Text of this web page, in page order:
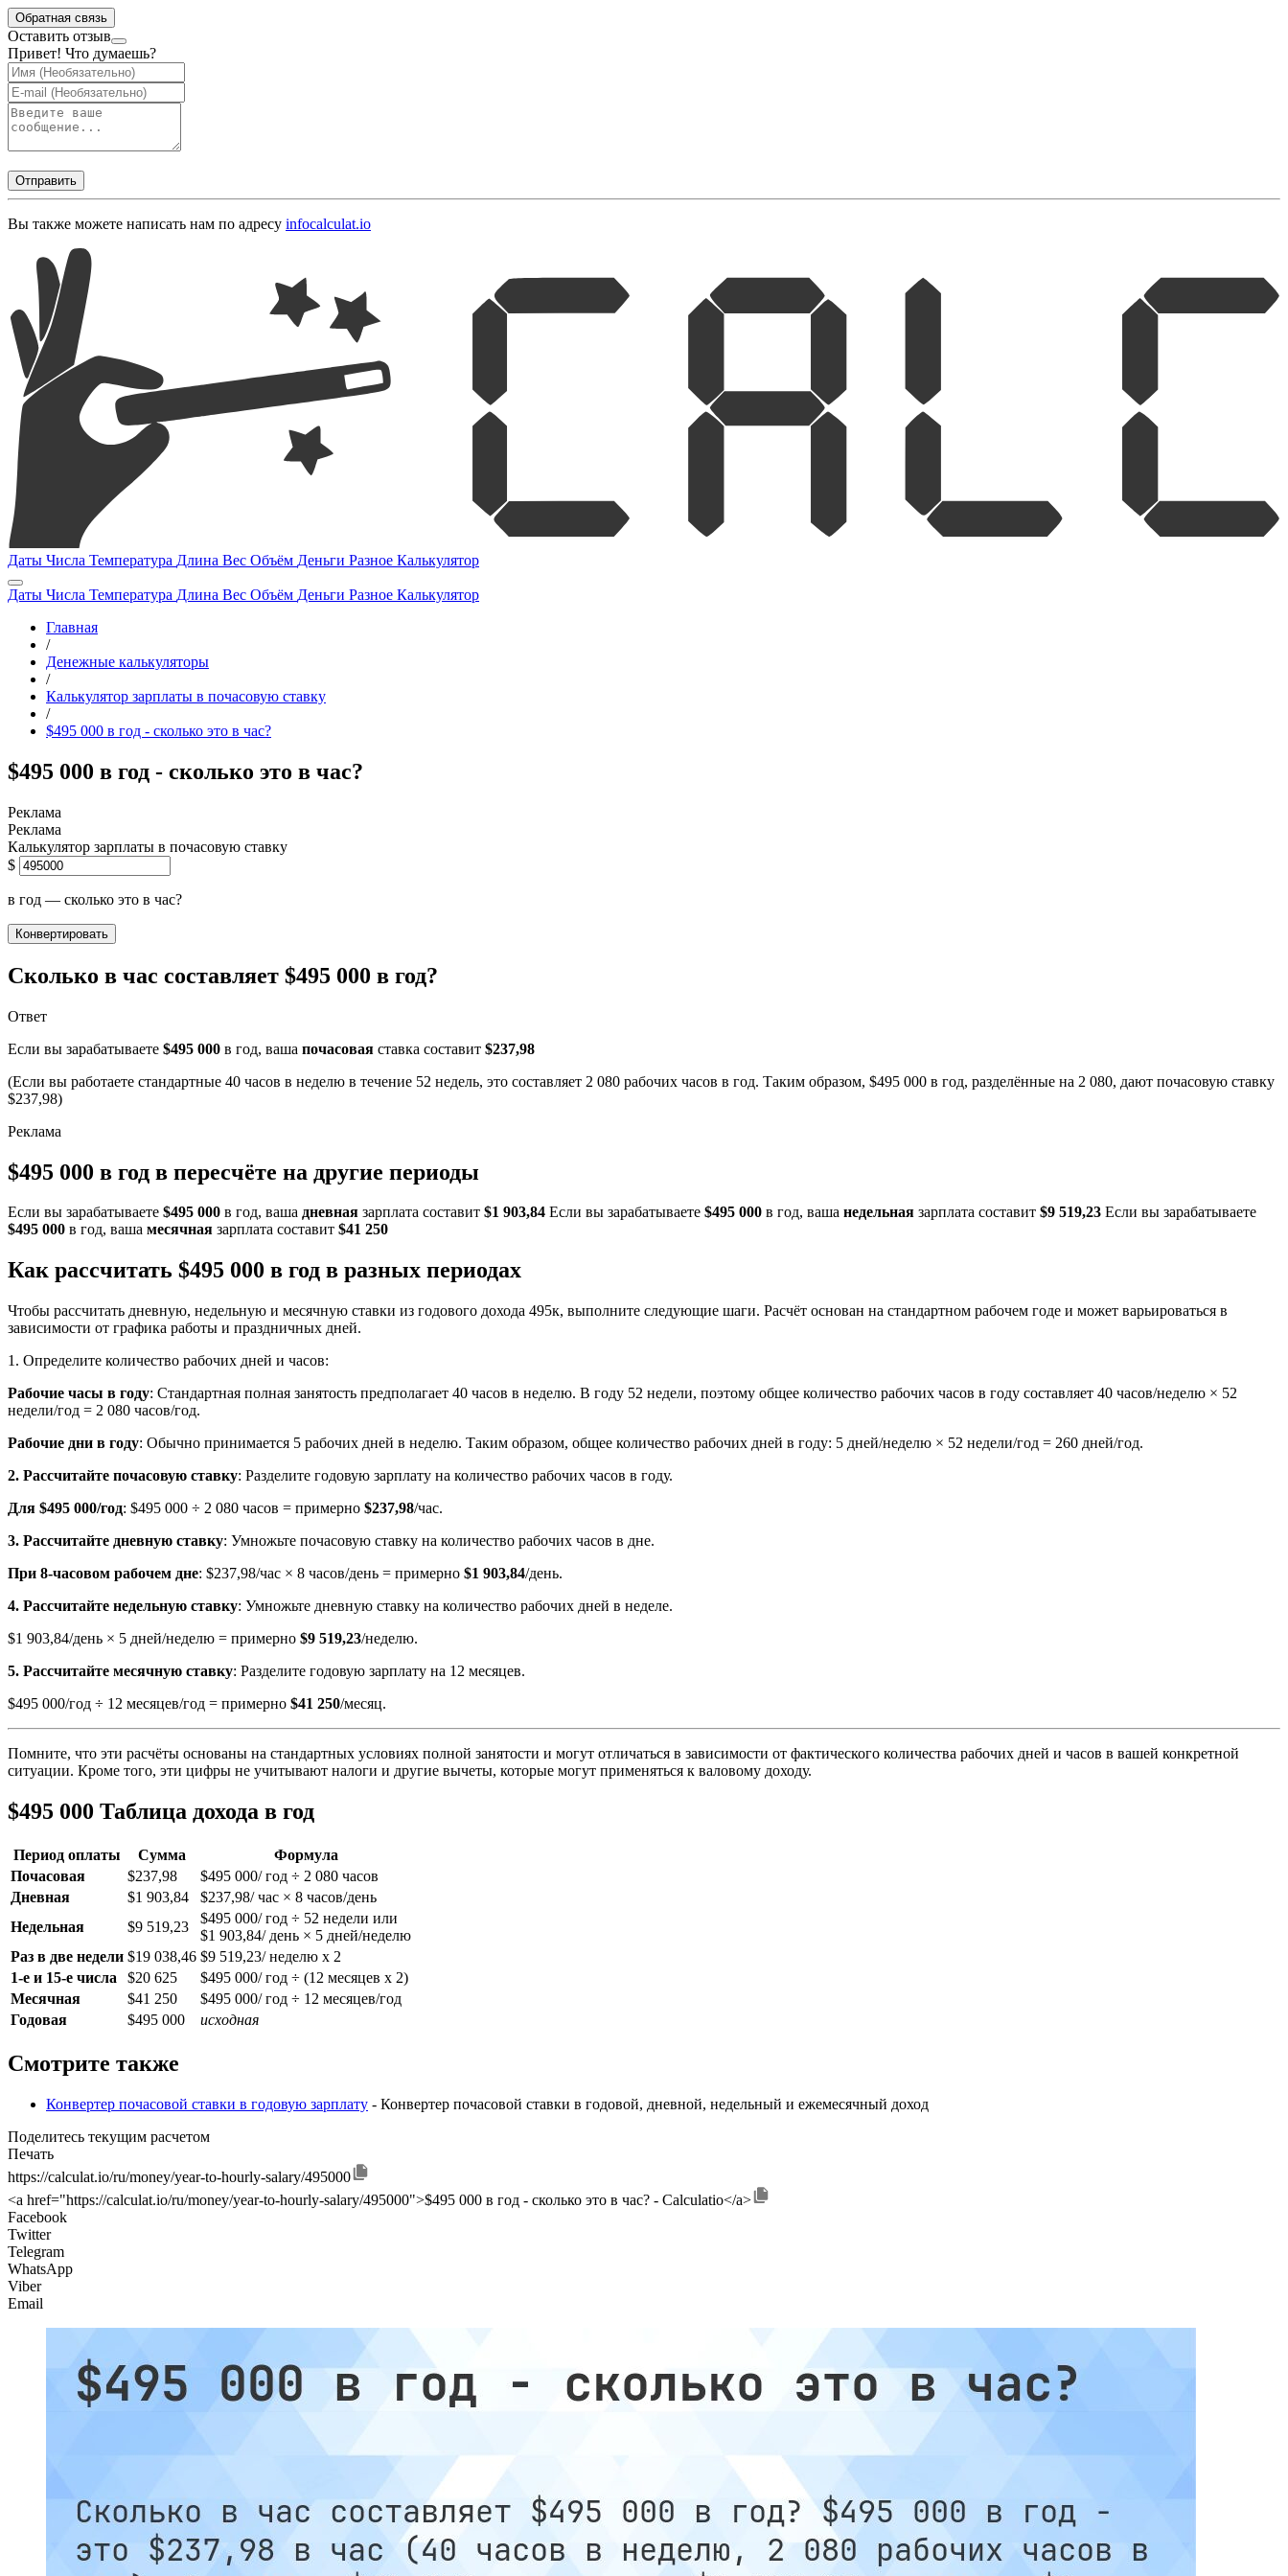
Обратная связь
Оставить отзыв
Привет! Что думаешь?
Отправить
Вы также можете написать нам по адресу infocalculat.io
Даты Числа Температура Длина Вес Объём Деньги Разное Калькулятор
Даты Числа Температура Длина Вес Объём Деньги Разное Калькулятор
Главная
/
Денежные калькуляторы
/
Калькулятор зарплаты в почасовую ставку
/
$495 000 в год - сколько это в час?
$495 000 в год - сколько это в час?
Калькулятор зарплаты в почасовую ставку
$
в год — сколько это в час?
Конвертировать
Сколько в час составляет $495 000 в год?
Ответ
Если вы зарабатываете $495 000 в год, ваша почасовая ставка составит $237,98
(Если вы работаете стандартные 40 часов в неделю в течение 52 недель, это составляет 2 080 рабочих часов в год. Таким образом, $495 000 в год, разделённые на 2 080, дают почасовую ставку
$237,98)
$495 000 в год в пересчёте на другие периоды
Если вы зарабатываете $495 000 в год, ваша дневная зарплата составит $1 903,84 Если вы зарабатываете $495 000 в год, ваша недельная зарплата составит $9 519,23 Если вы зарабатываете
$495 000 в год, ваша месячная зарплата составит $41 250
Как рассчитать $495 000 в год в разных периодах
Чтобы рассчитать дневную, недельную и месячную ставки из годового дохода 495к, выполните следующие шаги. Расчёт основан на стандартном рабочем годе и может варьироваться в
зависимости от графика работы и праздничных дней.
1. Определите количество рабочих дней и часов:
Рабочие часы в году: Стандартная полная занятость предполагает 40 часов в неделю. В году 52 недели, поэтому общее количество рабочих часов в году составляет 40 часов/неделю × 52
недели/год = 2 080 часов/год.
Рабочие дни в году: Обычно принимается 5 рабочих дней в неделю. Таким образом, общее количество рабочих дней в году: 5 дней/неделю × 52 недели/год = 260 дней/год.
2. Рассчитайте почасовую ставку: Разделите годовую зарплату на количество рабочих часов в году.
Для $495 000/год: $495 000 ÷ 2 080 часов = примерно $237,98/час.
3. Рассчитайте дневную ставку: Умножьте почасовую ставку на количество рабочих часов в дне.
При 8-часовом рабочем дне: $237,98/час × 8 часов/день = примерно $1 903,84/день.
4. Рассчитайте недельную ставку: Умножьте дневную ставку на количество рабочих дней в неделе.
$1 903,84/день × 5 дней/неделю = примерно $9 519,23/неделю.
5. Рассчитайте месячную ставку: Разделите годовую зарплату на 12 месяцев.
$495 000/год ÷ 12 месяцев/год = примерно $41 250/месяц.
Помните, что эти расчёты основаны на стандартных условиях полной занятости и могут отличаться в зависимости от фактического количества рабочих дней и часов в вашей конкретной
ситуации. Кроме того, эти цифры не учитывают налоги и другие вычеты, которые могут применяться к валовому доходу.
$495 000 Таблица дохода в год
Период оплаты Сумма
Формула
Почасовая
$237,98
$495 000/ год ÷ 2 080 часов
Дневная
$1 903,84
$237,98/ час × 8 часов/день
Недельная
$9 519,23
$495 000/ год ÷ 52 недели или
$1 903,84/ день × 5 дней/неделю
Раз в две недели $19 038,46 $9 519,23/ неделю x 2
1-е и 15-е числа
$20 625
$495 000/ год ÷ (12 месяцев x 2)
Месячная
$41 250
$495 000/ год ÷ 12 месяцев/год
Годовая
$495 000 исходная
Смотрите также
Конвертер почасовой ставки в годовую зарплату - Конвертер почасовой ставки в годовой, дневной, недельный и ежемесячный доход
Поделитесь текущим расчетом
Печать
https://calculat.io/ru/money/year-to-hourly-salary/495000
<a href="https://calculat.io/ru/money/year-to-hourly-salary/495000">$495 000 в год - сколько это в час? - Calculatio</a>
Facebook
Twitter
Telegram
WhatsApp
Viber
Email